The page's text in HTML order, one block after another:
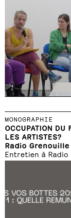
MONOGRAPHIE
OCCUPATION DU
LES ARTISTES?
Radio Grenouille
Entretien à Radio